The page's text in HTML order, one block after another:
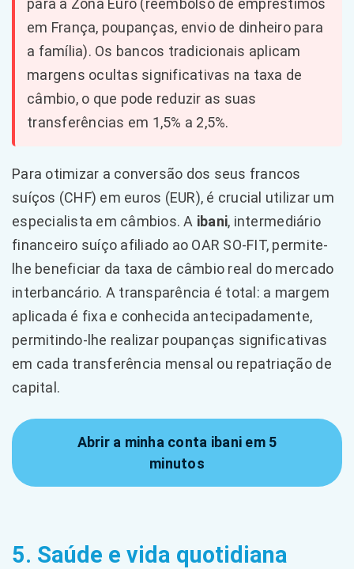
em França, poupanças, envio de dinheiro para
a família). Os bancos tradicionais aplicam
margens ocultas significativas na taxa de
câmbio, o que pode reduzir as suas
transferências em 1,5% a 2,5%.
Para otimizar a conversão dos seus francos
suíços (CHF) em euros (EUR), é crucial utilizar um
especialista em câmbios. A ibani, intermediário
financeiro suíço afiliado ao OAR SO-FIT, permite-
lhe beneficiar da taxa de câmbio real do mercado
interbancário. A transparência é total: a margem
aplicada é fixa e conhecida antecipadamente,
permitindo-lhe realizar poupanças significativas
em cada transferência mensal ou repatriação de
capital.
Abrir a minha conta ibani em 5
minutos
5. Saúde e vida quotidiana